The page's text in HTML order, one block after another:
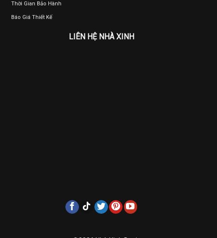
Thời Gian Bảo Hành
Báo Giá Thiết Kế
LIÊN HỆ NHÀ XINH